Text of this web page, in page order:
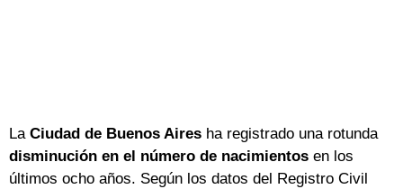
LaCiudad de Buenos Aires ha registrado una rotunda
disminución en el número de nacimientos en los
últimos ocho años. Según los datos del Registro Civil